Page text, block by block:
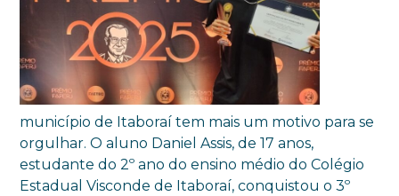
município de Itaboraí tem mais um motivo para se
orgulhar. O aluno Daniel Assis, de 17 anos,
estudante do 2º ano do ensino médio do Colégio
Estadual Visconde de Itaboraí, conquistou o 3º